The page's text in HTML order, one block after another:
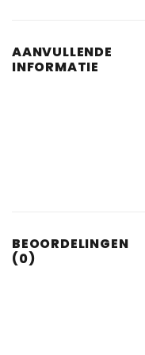
AANVULLENDE
INFORMATIE
BEOORDELINGEN
(0)